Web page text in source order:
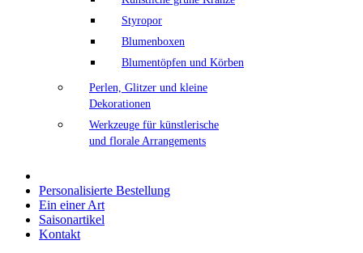
Styropor
Blumenboxen
Blumentöpfen und Körben
Perlen, Glitzer und kleine
Dekorationen
Werkzeuge für künstlerische
und florale Arrangements
Personalisierte Bestellung
Ein einer Art
Saisonartikel
Kontakt